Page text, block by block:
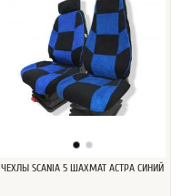
ЧЕХЛЫ SCANIA 5 ШАХМАТ АСТРА СИНИЙ